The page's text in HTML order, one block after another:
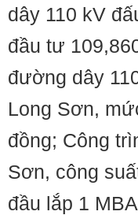
dây 110 kV
đầu tư
đường dây
Long Sơn,
đồng; Công
Sơn, công
đầu lắp 1